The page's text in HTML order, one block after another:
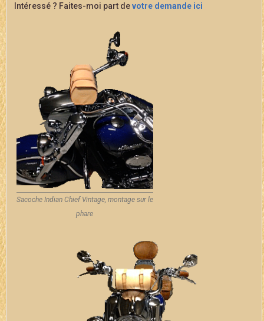
Intéressé ? Faites-moi part devotre demande ici
Sacoche Indian Chief Vintage, montage sur le
phare